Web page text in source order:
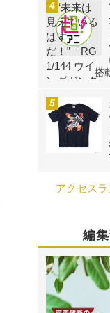
搭
アクセス
編